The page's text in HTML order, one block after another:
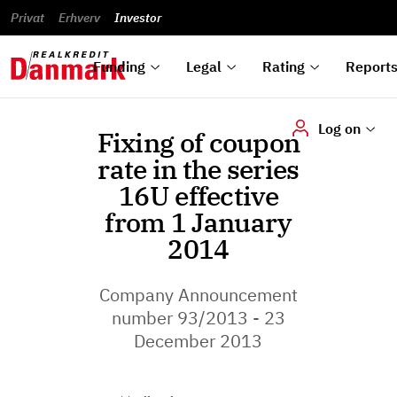
Privat Erhverv Investor
Funding Legal Rating
Log on
Green
Bonds
Auctions
Articles of
association
Disclaimer
List of
rated
bonds
Calendar
Reports and
announcements
analyses
About
us
Fixing of coupon
rate in the series
16U effective
from 1 January
2014
Company Announcement
number 93/2013 - 23
December 2013